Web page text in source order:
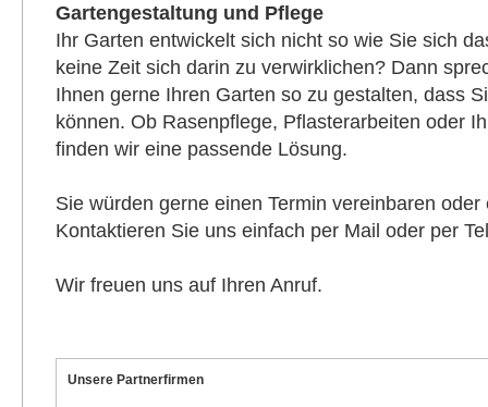
Gartengestaltung und Pflege
Ihr Garten entwickelt sich nicht so wie Sie sich
keine Zeit sich darin zu verwirklichen? Dann
Ihnen gerne Ihren Garten so zu gestalten, dass
können. Ob Rasenpflege, Pflasterarbeiten oder
finden wir eine passende Lösung.
Sie würden gerne einen Termin vereinbaren
Kontaktieren Sie uns einfach per Mail oder per
Wir freuen uns auf Ihren Anruf.
Unsere Partnerfirmen